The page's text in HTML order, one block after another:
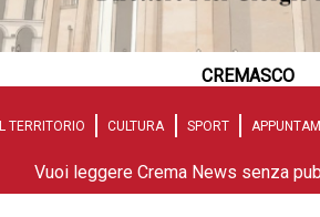
CREMASCO
TERRITORIO CULTURA SPORT
Vuoi leggere Crema News senza